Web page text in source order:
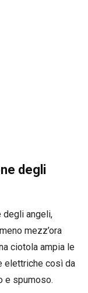
degli
degli angeli,
mezz’ora
ciotola ampia le
elettriche così da
e spumoso.